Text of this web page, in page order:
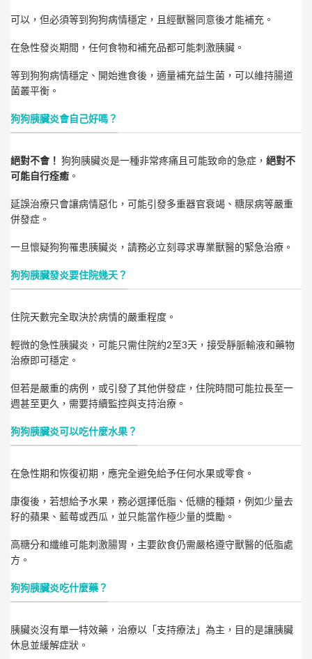
可以，但必須等到狗狗病情穩定，且經獸醫同意後才能補充。
在急性發炎期間，任何食物和補充品都可能刺激胰臟。
等到狗狗病情穩定、開始進食後，適量補充益生菌，可以維持腸道
菌叢平衡。
狗狗胰臟炎會自己好嗎？
絕對不會！ 狗狗胰臟炎是一種非常疼痛且可能致命的急症， 絕對不
可能自行痊癒 。
延誤治療只會讓病情惡化，可能引發多重器官衰竭、糖尿病等嚴重
併發症。
一旦懷疑狗狗罹患胰臟炎，請務必立刻尋求專業獸醫的緊急治療。
狗狗胰臟發炎要住院幾天？
住院天數完全取決於病情的嚴重程度。
輕微的急性胰臟炎，可能只需住院約2至3天，接受靜脈輸液和藥物
治療即可穩定。
但若是嚴重的病例，或引發了其他併發症，住院時間可能拉長至一
週甚至更久，需要持續監控與支持治療。
狗狗胰臟炎可以吃什麼水果？
在急性期和恢復初期，應完全避免給予任何水果或零食。
康復後，若想給予水果，務必選擇低脂、低糖的種類，例如少量去
籽的蘋果、藍莓或西瓜，並只能當作極少量的獎勵。
高糖分和纖維可能刺激腸胃，主要飲食仍需嚴格遵守獸醫的低脂處
方。
狗狗胰臟炎吃什麼藥？
胰臟炎沒有單一特效藥，治療以「支持療法」為主，目的是讓胰臟
休息並緩解症狀。